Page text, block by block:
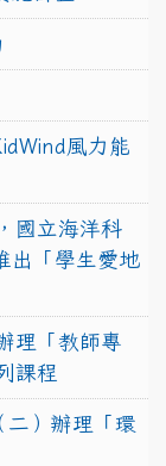
風力能
國立海洋科
出「學生愛地
理「教師專
課程
）辦理「環